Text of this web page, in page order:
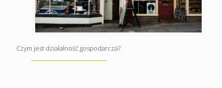
Czym jest działalność gospodarcza?